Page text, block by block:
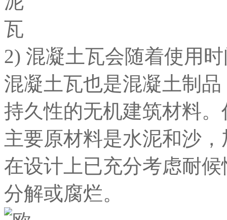
2) 混凝土瓦会随着使用
混凝土瓦也是混凝土制
持久性的无机建筑材料
主要原材料是水泥和沙
在设计上已充分考虑耐
分解或腐烂。